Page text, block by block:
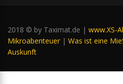
2018 © by Taximat.de | www.XS-
Mikroabenteuer | Was ist eine
Auskunft